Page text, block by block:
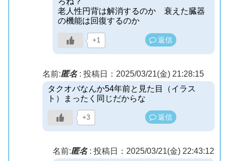
老人性円背は解消するのか 衰えた臓器
の機能は回復するのか
+1 返信
名前:匿名: 投稿日：2025/03/21(金) 21:28:15
タクオバなんか54年前と見た目（イラス
ト）まったく同じだからな
+3 返信
名前:匿名: 投稿日：2025/03/21(金) 22:43:12